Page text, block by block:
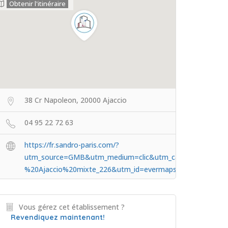
Obtenir l'itinéraire
38 Cr Napoleon, 20000 Ajaccio
04 95 22 72 63
https://fr.sandro-paris.com/?
%20Ajaccio%20mixte_226&utm_id=evermaps
Vous gérez cet établissement ?
Revendiquez maintenant!